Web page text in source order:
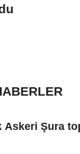
Askeri Şura